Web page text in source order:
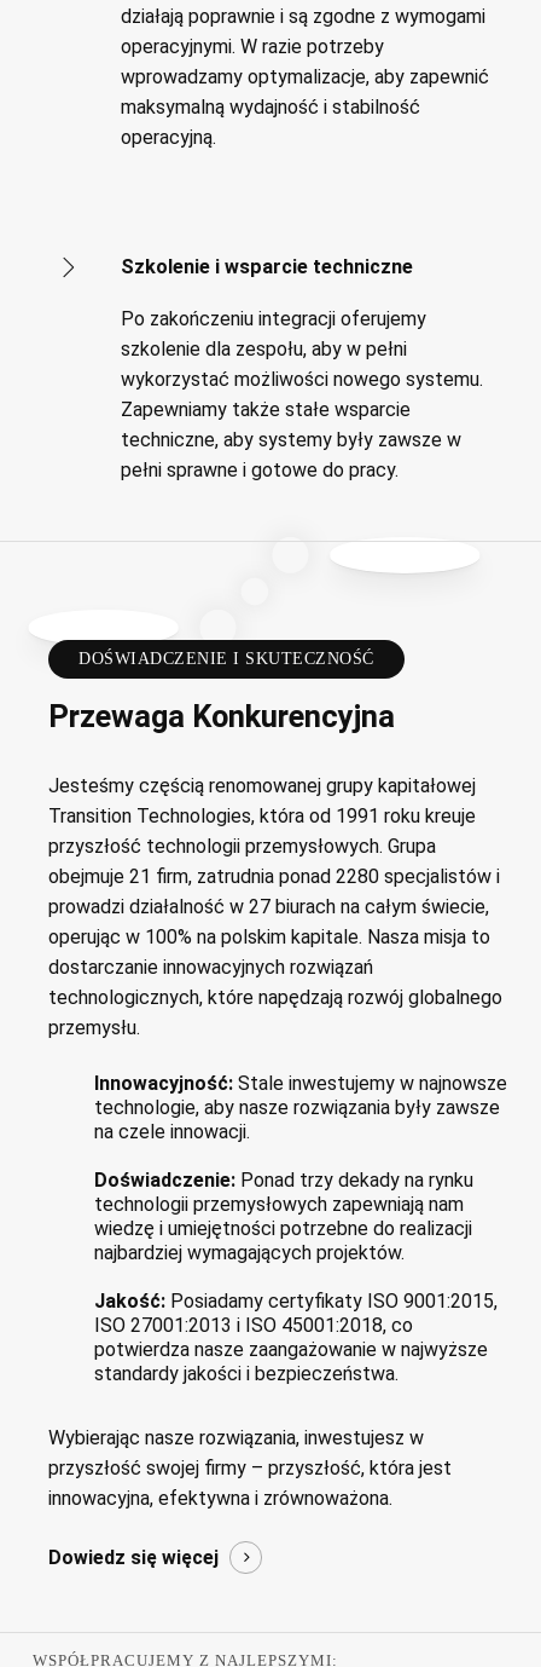
działają poprawnie i są zgodne z wymogami
operacyjnymi. W razie potrzeby
wprowadzamy optymalizacje, aby zapewnić
maksymalną wydajność i stabilność
operacyjną.
Szkolenie i wsparcie techniczne
Po zakończeniu integracji oferujemy
szkolenie dla zespołu, aby w pełni
wykorzystać możliwości nowego systemu.
Zapewniamy także stałe wsparcie
techniczne, aby systemy były zawsze w
pełni sprawne i gotowe do pracy.
DOŚWIADCZENIE I SKUTECZNOŚĆ
Przewaga Konkurencyjna
Jesteśmy częścią renomowanej grupy kapitałowej
Transition Technologies, która od 1991 roku kreuje
przyszłość technologii przemysłowych. Grupa
obejmuje 21 firm, zatrudnia ponad 2280 specjalistów i
prowadzi działalność w 27 biurach na całym świecie,
operując w 100% na polskim kapitale. Nasza misja to
dostarczanie innowacyjnych rozwiązań
technologicznych, które napędzają rozwój globalnego
przemysłu.
Innowacyjność: Stale inwestujemy w najnowsze
technologie, aby nasze rozwiązania były zawsze
na czele innowacji.
Doświadczenie: Ponad trzy dekady na rynku
technologii przemysłowych zapewniają nam
wiedzę i umiejętności potrzebne do realizacji
najbardziej wymagających projektów.
Jakość: Posiadamy certyfikaty ISO 9001:2015,
ISO 27001:2013 i ISO 45001:2018, co
potwierdza nasze zaangażowanie w najwyższe
standardy jakości i bezpieczeństwa.
Wybierając nasze rozwiązania, inwestujesz w
przyszłość swojej firmy – przyszłość, która jest
innowacyjna, efektywna i zrównoważona.
Dowiedz się więcej
WSPÓŁPRACUJEMY Z NAJLEPSZYMI: